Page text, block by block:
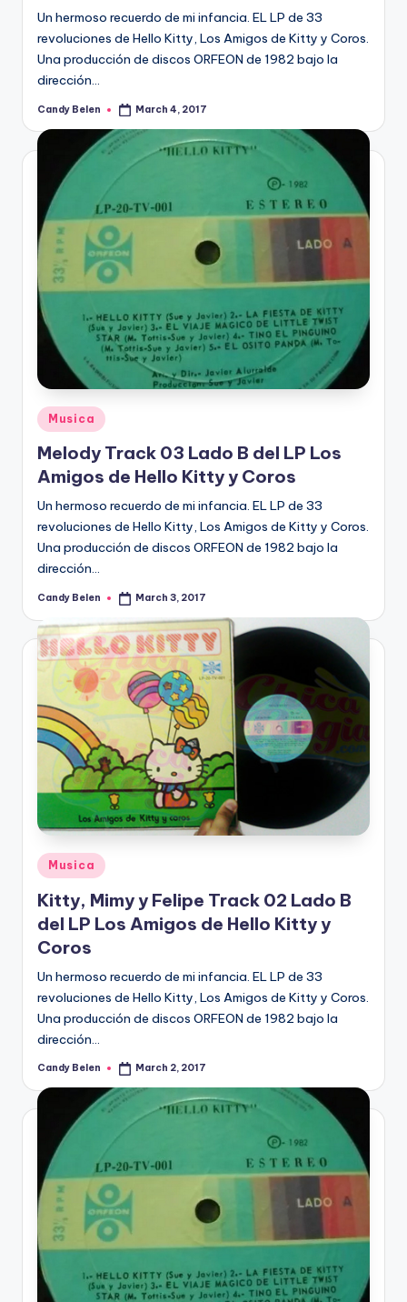
Un hermoso recuerdo de mi infancia. EL LP de 33
revoluciones de Hello Kitty, Los Amigos de Kitty y Coros.
Una producción de discos ORFEON de 1982 bajo la
dirección…
Posted
Candy Belen March 4, 2017
Posted
in
Musica
Melody Track 03 Lado B del LP Los
Amigos de Hello Kitty y Coros
Un hermoso recuerdo de mi infancia. EL LP de 33
revoluciones de Hello Kitty, Los Amigos de Kitty y Coros.
Una producción de discos ORFEON de 1982 bajo la
dirección…
Posted
Candy Belen March 3, 2017
Posted
in
Musica
Kitty, Mimy y Felipe Track 02 Lado B
del LP Los Amigos de Hello Kitty y
Coros
Un hermoso recuerdo de mi infancia. EL LP de 33
revoluciones de Hello Kitty, Los Amigos de Kitty y Coros.
Una producción de discos ORFEON de 1982 bajo la
dirección…
Posted
Candy Belen March 2, 2017